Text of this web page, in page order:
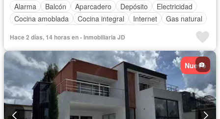
Alarma
Balcón Aparcadero Depósito
Electricidad
Cocina amoblada
Cocina integral Internet
Gas natural
Tanque de agua
Patio Área infantil
Acceso para personas con discapacidad
Barbecue
Estudio
Wifi Permite mascotas Permite niños
Hace 2 días, 14 horas en - Inmobiliaria JD
Nuevo